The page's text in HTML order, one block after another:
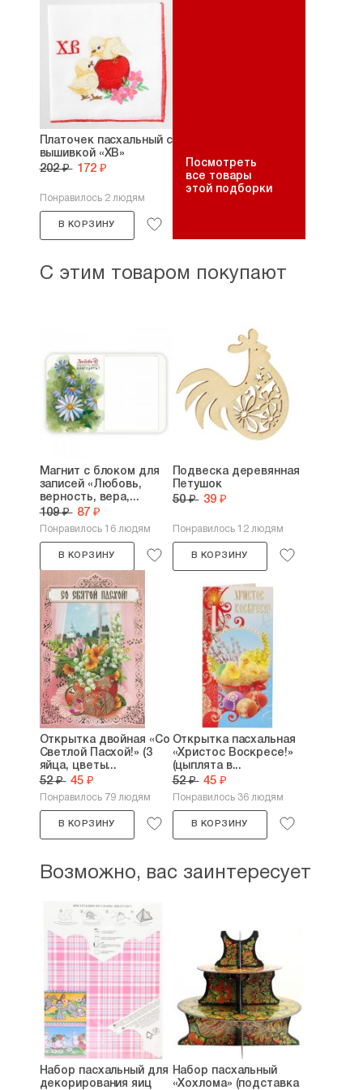
Платочек пасхальный с
вышивкой «ХВ»
202 ₽ 172 ₽
Понравилось 2 людям
В КОРЗИНУ
Посмотреть
все товары
этой подборки
С этим товаром покупают
Магнит с блоком для
записей «Любовь,
верность, вера,...
109 ₽ 87 ₽
Понравилось 16 людям
В КОРЗИНУ
Подвеска деревянная
Петушок
50 ₽ 39 ₽
Понравилось 12 людям
В КОРЗИНУ
Открытка двойная «Со
Светлой Пасхой!» (3
яйца, цветы...
52 ₽ 45 ₽
Понравилось 79 людям
В КОРЗИНУ
Открытка пасхальная
«Христос Воскресе!»
(цыплята в...
52 ₽ 45 ₽
Понравилось 36 людям
В КОРЗИНУ
Возможно, вас заинтересует
Набор пасхальный для
декорирования яиц
Набор пасхальный
«Хохлома» (подставка